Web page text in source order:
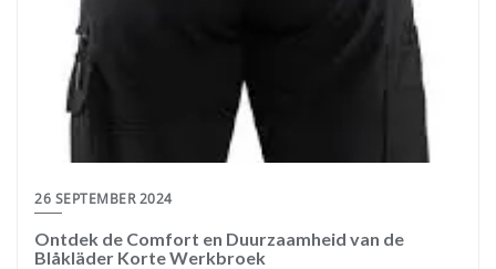
26 SEPTEMBER 2024
Ontdek de Comfort en Duurzaamheid van de
Blåkläder Korte Werkbroek